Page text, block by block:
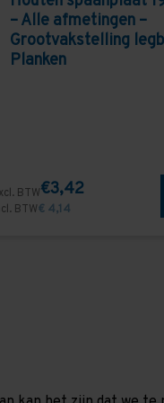
– Alle afmetingen –
Grootvakstelling
Planken
BTW€3,42
BTW€ 4,14